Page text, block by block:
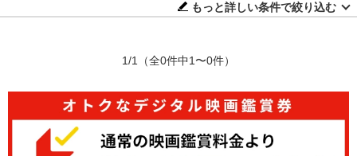
もっと詳しい条件で絞り込む
1/1 （全0件中1〜0件）